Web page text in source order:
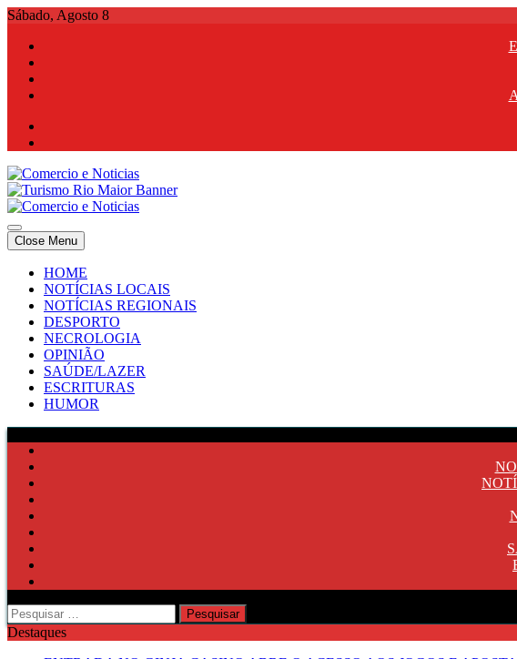
Skip
content
Sábado, Agosto 8
Comercio e Noticias
Notícias e Publicidade Online
Comercio e Noticias
Notícias e Publicidade Online
Close Menu
HOME
NOTÍCIAS LOCAIS
NOTÍCIAS REGIONAIS
DESPORTO
NECROLOGIA
OPINIÃO
SAÚDE/LAZER
ESCRITURAS
HUMOR
Pesquisar
por:
Destaques